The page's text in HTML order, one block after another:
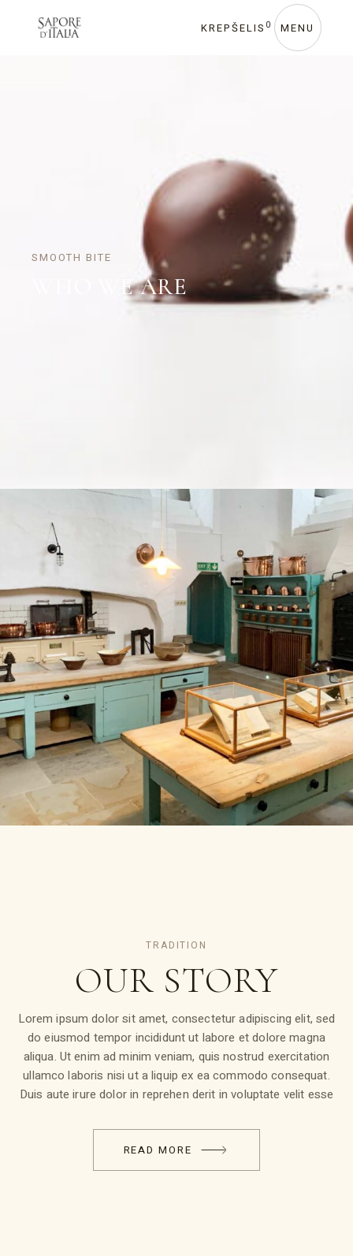
KREPŠELIS 0 MENU
SMOOTH BITE
WHO WE ARE
TRADITION
OUR STORY
Lorem ipsum dolor sit amet, consectetur adipiscing elit, sed
do eiusmod tempor incididunt ut labore et dolore magna
aliqua. Ut enim ad minim veniam, quis nostrud exercitation
ullamco laboris nisi ut a liquip ex ea commodo consequat.
Duis aute irure dolor in reprehen derit in voluptate velit esse
READ MORE